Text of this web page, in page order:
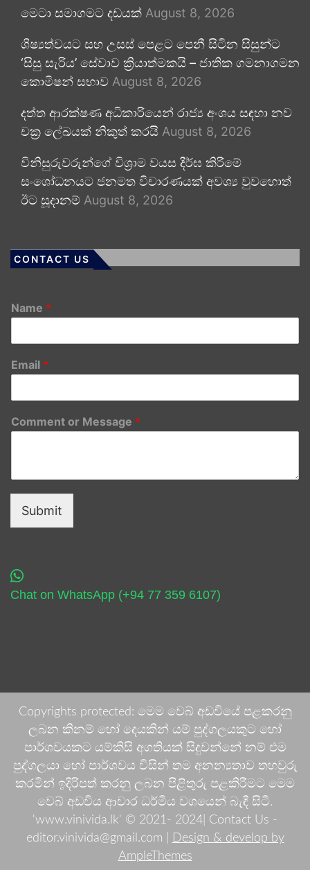
මෙටා සමාගමට දඩයක් August 8, 2026
ශිෂ්‍යත්වයට සහ උසස් පෙළට පෙනී සිටින සිසුන්ට
‘සිසු සැරිය’ සේවාව ක්‍රියාත්මකයි – ජාතික ගමනාගමන
කොමිෂන් සභාව August 8, 2026
දත්ත ආරක්ෂණ අධිකාරියෙන් රාජ්‍ය අංශය සඳහා නව
චක්‍ර ලේඛයක් නිකුත් කරයි August 8, 2026
විනිසුරුවරුන්ගේ විශ්‍රාම වයස දීර්ඝ කිරීමේ
සංශෝධනයට ජනමත විචාරණයක් අවශ්‍ය වුවහොත්
ඊට සූදානම් August 8, 2026
CONTACT US
Name *
Email *
Comment or Message *
Submit
Chat on WhatsApp (+94 77 359 6107)
Copyrights protected: මෙම වෙබ් අඩවියේ පළකරනු
ලබන කිනම් හෝ දෙයකින් යම් පුද්ගලයකුට හෝ
පාර්ශවයකට යම්කිසි අගතියක් සිදුවන්නේ නම් එම
පුද්ගලයා හෝ පාර්ශවය විසින් තම අනන්‍යතාව තහවුරු
කරමින් ඉදිරිපත් කරනු ලබන පිළිතුරු පළකිරීමට මෙම
වෙබ් අඩවිය ආචාර ධර්මීය වශයෙන් බැඳී සිටී.
'www.vinivida.lk' © 2021- 2024| Contact Us -
editor.vinivida@gmail.com |
Design & develop by
AmpleThemes